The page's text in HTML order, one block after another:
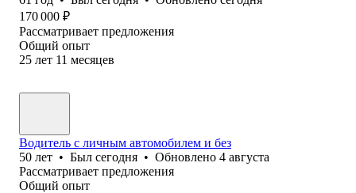
170 000 ₽
Рассматривает предложения
Общий опыт
25 лет 11 месяцев
Водитель c личным автомобилем и без
50 лет • Был сегодня • Обновлено 4 августа
Рассматривает предложения
Общий опыт